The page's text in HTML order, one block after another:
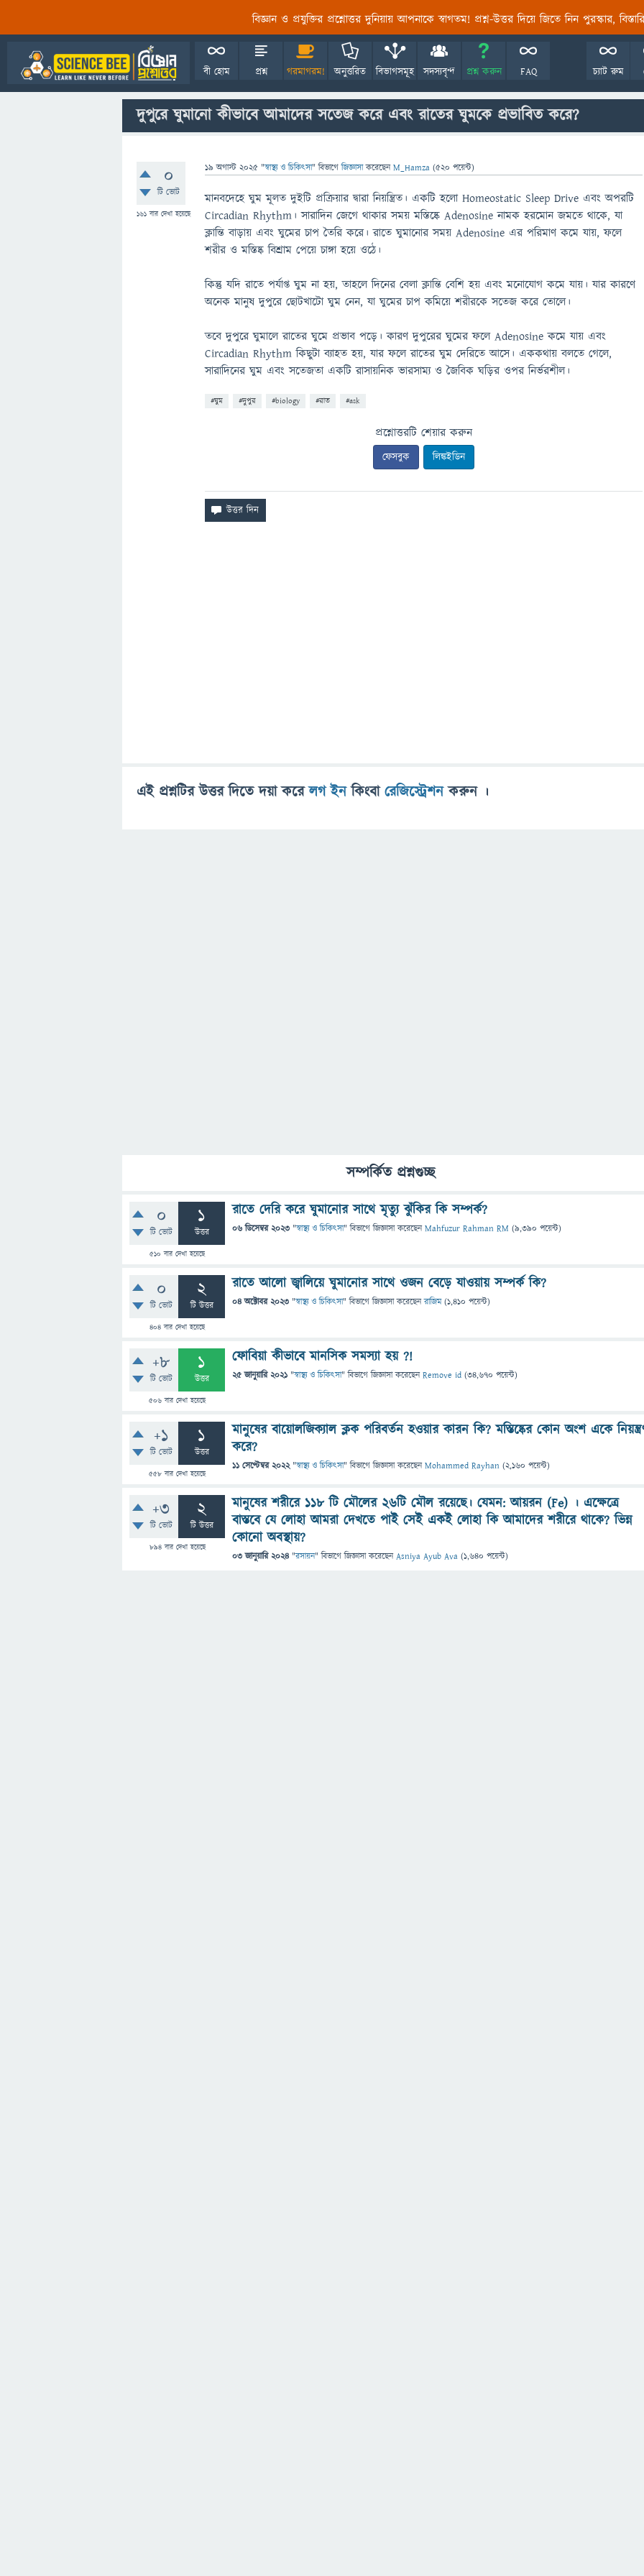
বিজ্ঞান ও প্রযুক্তির প্রশ্নোত্তর দুনিয়ায় আপনাকে স্বাগতম! প্রশ্ন-উত্তর দিয়ে জিতে নিন পুরস্কার,
বী হোম প্রশ্ন গরমাগরম! অনুত্তরিত বিভাগসমূহ সদস্যবৃন্দ প্রশ্ন করুন FAQ চ্যাট রুম
দুপুরে ঘুমানো কীভাবে আমাদের সতেজ করে এবং রাতের ঘুমকে প্রভাবিত করে?
0
টি ভোট
161 বার দেখা হয়েছে
19 অগাস্ট 2025 "স্বাস্থ্য ও চিকিৎসা" বিভাগে জিজ্ঞাসাকরেছেনM_Hamza (520 পয়েন্ট)
মানবদেহে ঘুম মূলত দুইটি প্রক্রিয়ার দ্বারা নিয়ন্ত্রিত। একটি হলো Homeostatic Sleep Drive এবং অপরটি
Circadian Rhythm। সারাদিন জেগে থাকার সময় মস্তিষ্কে Adenosine নামক হরমোন জমতে থাকে, যা
ক্লান্তি বাড়ায় এবং ঘুমের চাপ তৈরি করে। রাতে ঘুমানোর সময় Adenosine এর পরিমাণ কমে যায়, ফলে
শরীর ও মস্তিষ্ক বিশ্রাম পেয়ে চাঙ্গা হয়ে ওঠে।
কিন্তু যদি রাতে পর্যাপ্ত ঘুম না হয়, তাহলে দিনের বেলা ক্লান্তি বেশি হয় এবং মনোযোগ কমে যায়। যার কারণে
অনেক মানুষ দুপুরে ছোটখাটো ঘুম নেন, যা ঘুমের চাপ কমিয়ে শরীরকে সতেজ করে তোলে।
তবে দুপুরে ঘুমালে রাতের ঘুমে প্রভাব পড়ে। কারণ দুপুরের ঘুমের ফলে Adenosine কমে যায় এবং
Circadian Rhythm কিছুটা ব্যাহত হয়, যার ফলে রাতের ঘুম দেরিতে আসে। এককথায় বলতে গেলে,
সারাদিনের ঘুম এবং সতেজতা একটি রাসায়নিক ভারসাম্য ও জৈবিক ঘড়ির ওপর নির্ভরশীল।
#ঘুম #দুপুর #biology #রাত #ask
প্রশ্নোত্তরটি শেয়ার করুন
ফেসবুক লিঙ্কইডিন
এই প্রশ্নটির উত্তর দিতে দয়া করেলগ ইনকিংবারেজিস্ট্রেশনকরুন ।
সম্পর্কিত প্রশ্নগুচ্ছ
0
টি ভোট
1
উত্তর
510 বার দেখা হয়েছে
রাতে দেরি করে ঘুমানোর সাথে মৃত্যু ঝুঁকির কি সম্পর্ক?
06 ডিসেম্বর 2023 "স্বাস্থ্য ও চিকিৎসা" বিভাগে জিজ্ঞাসাকরেছেনMahfuzur Rahman RM (9,390 পয়েন্ট)
0
টি ভোট
2
টি উত্তর
404 বার দেখা হয়েছে
রাতে আলো জ্বালিয়ে ঘুমানোর সাথে ওজন বেড়ে যাওয়ায় সম্পর্ক কি?
04 অক্টোবর 2023 "স্বাস্থ্য ও চিকিৎসা" বিভাগে জিজ্ঞাসাকরেছেনরাজিম (1,410 পয়েন্ট)
+8
টি ভোট
1
উত্তর
506 বার দেখা হয়েছে
ফোবিয়া কীভাবে মানসিক সমস্যা হয় ?!
25 জানুয়ারি 2021 "স্বাস্থ্য ও চিকিৎসা" বিভাগে জিজ্ঞাসাকরেছেনRemove id (34,670 পয়েন্ট)
+1
টি ভোট
1
উত্তর
558 বার দেখা হয়েছে
মানুষের বায়োলজিক্যাল ক্লক পরিবর্তন হওয়ার কারন কি? মস্তিষ্কের কোন অংশ একে
করে?
11 সেপ্টেম্বর 2022 "স্বাস্থ্য ও চিকিৎসা" বিভাগে জিজ্ঞাসাকরেছেনMohammed Rayhan (2,160 পয়েন্ট)
+3
টি ভোট
2
টি উত্তর
894বার দেখা হয়েছে
মানুষের শরীরে ১১৮ টি মৌলের ২৬টি মৌল রয়েছে। যেমন: আয়রন (Fe) । এক্ষেত্রে
বাস্তবে যে লোহা আমরা দেখতে পাই সেই একই লোহা কি আমাদের শরীরে থাকে? ভিন্ন
কোনো অবস্থায়?
03 জানুয়ারি 2024 "রসায়ন" বিভাগে জিজ্ঞাসাকরেছেনAsniya Ayub Ava (1,640 পয়েন্ট)